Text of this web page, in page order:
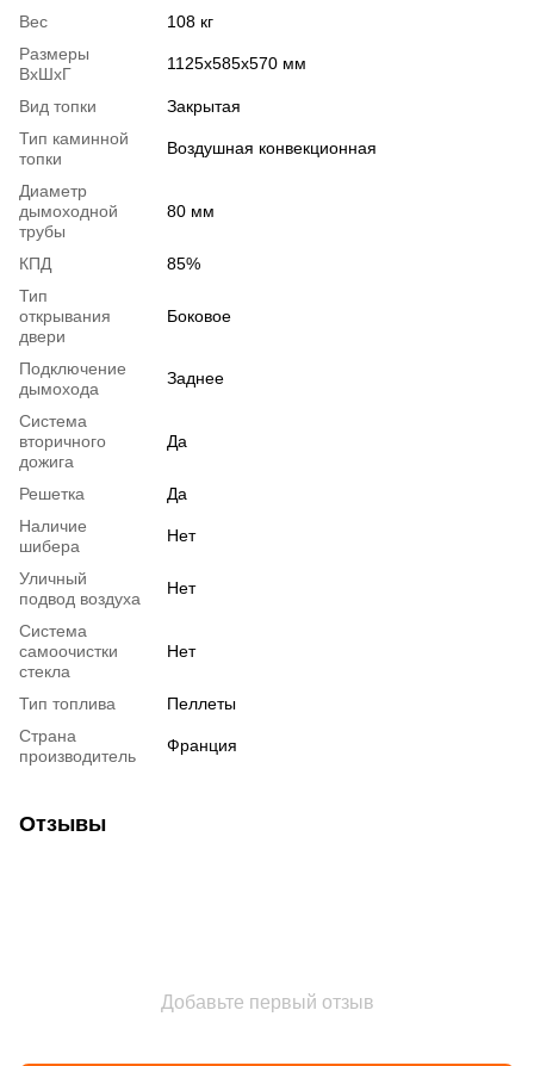
Вес
108 кг
Размеры
ВхШхГ
1125х585х570 мм
Вид топки
Закрытая
Тип каминной
топки
Воздушная конвекционная
Диаметр
дымоходной
трубы
80 мм
КПД
85%
Тип
открывания
двери
Боковое
Подключение
дымохода
Заднее
Система
вторичного
дожига
Да
Решетка
Да
Наличие
шибера
Нет
Уличный
подвод воздуха
Нет
Система
самоочистки
стекла
Нет
Тип топлива
Пеллеты
Страна
производитель
Франция
Отзывы
Добавьте первый отзыв